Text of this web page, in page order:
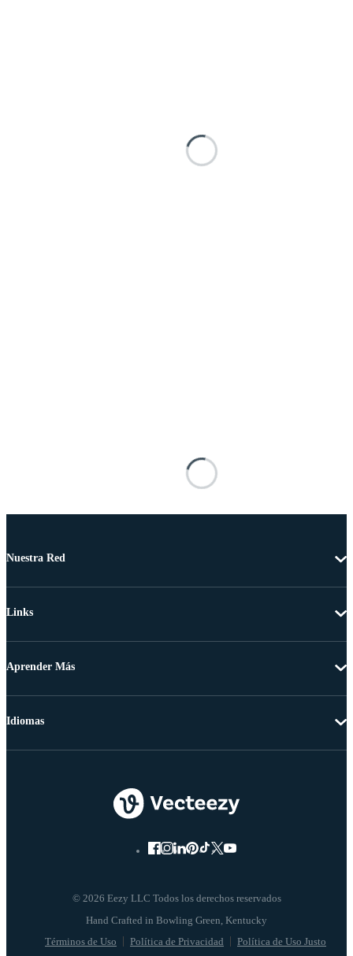
Nuestra Red
Links
Aprender Más
© 2026 Eezy LLC Todos los derechos reservados
Términos de Uso Política de Privacidad Política de Uso Justo
Idiomas